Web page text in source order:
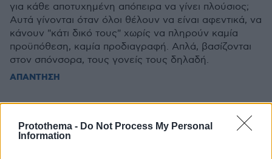
Protothema - Do Not Process My Personal
Information
για κάθε αποτυχημένη απόπειρα να γίνει πλούσιος;
Αυτά γίνονται όταν όλοι θέλουν να είναι αφεντικά, να
κάνουν "κάτι δικό τους" χωρίς να πληρούν καμία
προϋπόθεση, καμία προδιαγραφή. Απλά, βασίζονται
στον σπόνσορα, τους γονείς τους δηλαδή.
ΑΠΑΝΤΗΣΗ
10.12.2021, 13:13
.Εγω ενα ξερω και τηρω στην ζωη μου. ** Μη